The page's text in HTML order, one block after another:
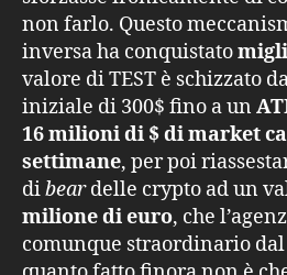
non farlo. Questo
inversa ha conquistato
valore di TEST è schizzato
iniziale di 300$ fino a un
16 milioni di $ di market
settimane, per poi
dibeardelle crypto ad un
milione di euro, che
comunque straordinario